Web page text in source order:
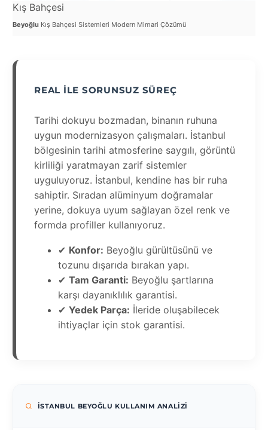
Kış Bahçesi
Beyoğlu Kış Bahçesi Sistemleri Modern Mimari Çözümü
REAL İLE SORUNSUZ SÜREÇ
Tarihi dokuyu bozmadan, binanın ruhuna
uygun modernizasyon çalışmaları. İstanbul
bölgesinin tarihi atmosferine saygılı, görüntü
kirliliği yaratmayan zarif sistemler
uyguluyoruz. İstanbul, kendine has bir ruha
sahiptir. Sıradan alüminyum doğramalar
yerine, dokuya uyum sağlayan özel renk ve
formda profiller kullanıyoruz.
✔ Konfor: Beyoğlu gürültüsünü ve
tozunu dışarıda bırakan yapı.
✔ Tam Garanti: Beyoğlu şartlarına
karşı dayanıklılık garantisi.
✔ Yedek Parça: İleride oluşabilecek
ihtiyaçlar için stok garantisi.
İSTANBUL BEYOĞLU KULLANIM ANALIZI